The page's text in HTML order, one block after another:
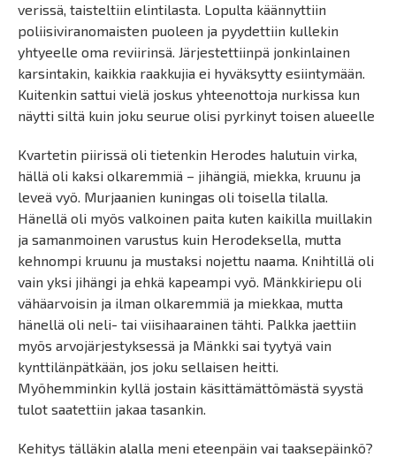
verissä, taisteltiin elintilasta. Lopulta käännyttiin
poliisiviranomaisten puoleen ja pyydettiin kullekin
yhtyeelle oma reviirinsä. Järjestettiinpä jonkinlainen
karsintakin, kaikkia raakkujia ei hyväksytty esiintymään.
Kuitenkin sattui vielä joskus yhteenottoja nurkissa kun
näytti siltä kuin joku seurue olisi pyrkinyt toisen alueelle
Kvartetin piirissä oli tietenkin Herodes halutuin virka,
hällä oli kaksi olkaremmiä – jihängiä, miekka, kruunu ja
leveä vyö. Murjaanien kuningas oli toisella tilalla.
Hänellä oli myös valkoinen paita kuten kaikilla muillakin
ja samanmoinen varustus kuin Herodeksella, mutta
kehnompi kruunu ja mustaksi nojettu naama. Knihtillä oli
vain yksi jihängi ja ehkä kapeampi vyö. Mänkkiriepu oli
vähäarvoisin ja ilman olkaremmiä ja miekkaa, mutta
hänellä oli neli- tai viisihaarainen tähti. Palkka jaettiin
myös arvojärjestyksessä ja Mänkki sai tyytyä vain
kynttilänpätkään, jos joku sellaisen heitti.
Myöhemminkin kyllä jostain käsittämättömästä syystä
tulot saatettiin jakaa tasankin.
Kehitys tälläkin alalla meni eteenpäin vai taaksepäinkö?